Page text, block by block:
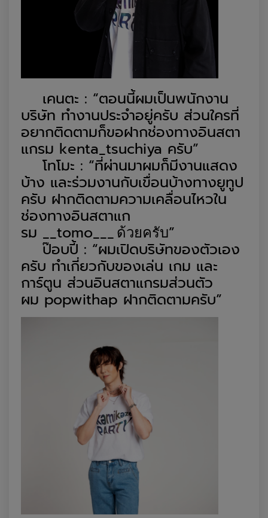
เคนตะ : “ตอนนี้ผมเป็นพนักงาน
บริษัท ทำงานประจำอยู่ครับ ส่วนใครที่
อยากติดตามก็ขอฝากช่องทางอินสตา
แกรม kenta_tsuchiya ครับ”
โทโมะ : “ที่ผ่านมาผมก็มีงานแสดง
บ้าง และร่วมงานกับเขื่อนบ้างทางยูทูป
ครับ ฝากติดตามความเคลื่อนไหวใน
ช่องทางอินสตาแก
รม __tomo___ ด้วยครับ”
ป๊อบปี้ : “ผมเปิดบริษัทของตัวเอง
ครับ ทำเกี่ยวกับของเล่น เกม และ
การ์ตูน ส่วนอินสตาแกรมส่วนตัว
ผม popwithap ฝากติดตามครับ”